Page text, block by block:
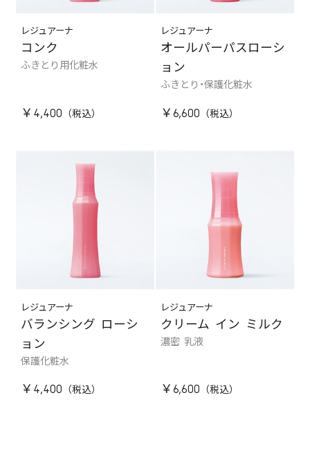
レジュアーナ
コンク
ふきとり用化粧水
￥4,400
レジュアーナ
オールパーパスローシ
ョン
ふきとり・保護化粧水
￥6,600
レジュアーナ
バランシング ローシ
ョン
保護化粧水
￥4,400
レジュアーナ
クリーム イン ミルク
濃密 乳液
￥6,600